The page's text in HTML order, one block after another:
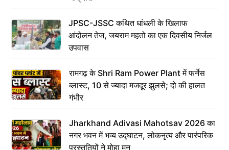
JPSC-JSSC कथित धांधली के खिलाफ
आंदोलन तेज, जयराम महतो का एक दिवसीय निर्जल
उपवास
रामगढ़ के Shri Ram Power Plant में फर्नेस
ब्लास्ट, 10 से ज्यादा मजदूर झुलसे; दो की हालत
गंभीर
Jharkhand Adivasi Mahotsav 2026 का
नगर भवन में भव्य उद्घाटन, लोकनृत्य और पारंपरिक
प्रस्तुतियों ने मोहा मन